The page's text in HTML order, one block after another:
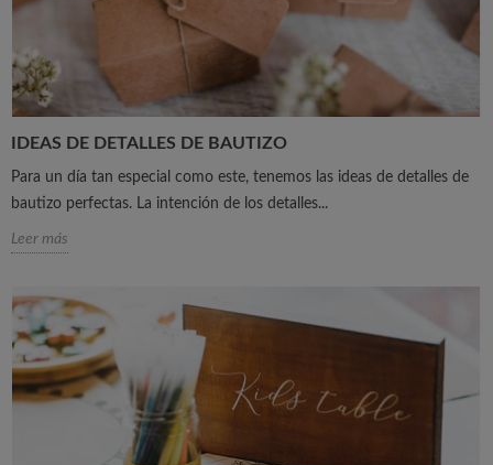
IDEAS DE DETALLES DE BAUTIZO
Para un día tan especial como este, tenemos las ideas de detalles de
bautizo perfectas. La intención de los detalles...
Leer más